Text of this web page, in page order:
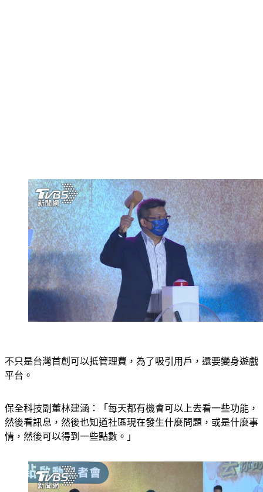
不只是台灣首創可以抵管理費，為了吸引用戶，還要變身遊戲
平台。
保全科技副董林建涵：「每天都有機會可以上去看一些功能，
然後看訊息，然後也知道社區現在發生什麼問題，或是什麼事
情，然後可以得到一些點數。」